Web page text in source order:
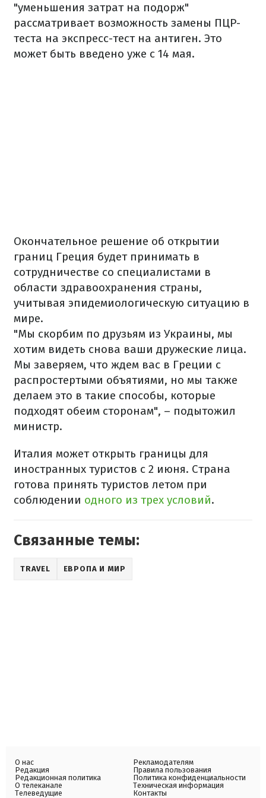
"уменьшения затрат на подорж"
рассматривает возможность замены ПЦР-
теста на экспресс-тест на антиген. Это
может быть введено уже с 14 мая.
Окончательное решение об открытии
границ Греция будет принимать в
сотрудничестве со специалистами в
области здравоохранения страны,
учитывая эпидемиологическую ситуацию в
мире.
"Мы скорбим по друзьям из Украины, мы
хотим видеть снова ваши дружеские лица.
Мы заверяем, что ждем вас в Греции с
распростертыми объятиями, но мы также
делаем это в такие способы, которые
подходят обеим сторонам", – подытожил
министр.
Италия может открыть границы для
иностранных туристов с 2 июня. Страна
готова принять туристов летом при
соблюдении одного из трех условий.
Связанные темы:
TRAVEL ЕВРОПА И МИР
О нас
Редакция
Редакционная политика
О телеканале
Телеведущие
Рекламодателям
Правила пользования
Политика конфиденциальности
Техническая информация
Контакты